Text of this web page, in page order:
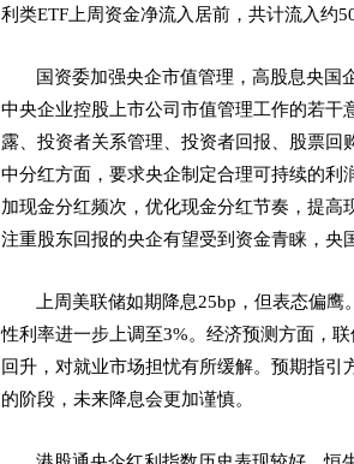
利类ETF上周资金净流入居前，共计流入约
国资委加强央企市值管理，高股息央国
中央企业控股上市公司市值管理工作的若干
露、投资者关系管理、投资者回报、股票
中分红方面，要求央企制定合理可持续的
加现金分红频次，优化现金分红节奏，提高
注重股东回报的央企有望受到资金青睐，央
上周美联储如期降息25bp，但表态偏
性利率进一步上调至3%。经济预测方面，
回升，对就业市场担忧有所缓解。预期指
的阶段，未来降息会更加谨慎。